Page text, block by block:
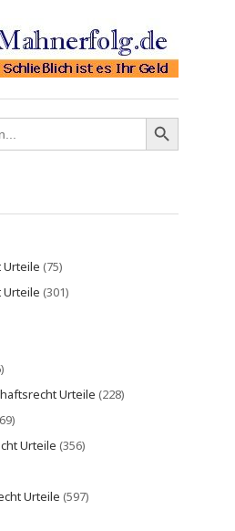
Urteile (75)
Urteile (301)
Urteile (228)
Urteile (356)
Urteile (597)